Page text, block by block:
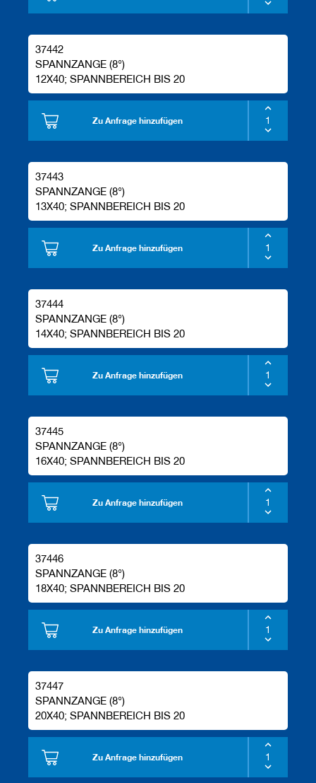
37442
SPANNZANGE (8°)
12X40; SPANNBEREICH BIS 20
Zu Anfrage hinzufügen
37443
SPANNZANGE (8°)
13X40; SPANNBEREICH BIS 20
Zu Anfrage hinzufügen
37444
SPANNZANGE (8°)
14X40; SPANNBEREICH BIS 20
Zu Anfrage hinzufügen
37445
SPANNZANGE (8°)
16X40; SPANNBEREICH BIS 20
Zu Anfrage hinzufügen
37446
SPANNZANGE (8°)
18X40; SPANNBEREICH BIS 20
Zu Anfrage hinzufügen
37447
SPANNZANGE (8°)
20X40; SPANNBEREICH BIS 20
Zu Anfrage hinzufügen